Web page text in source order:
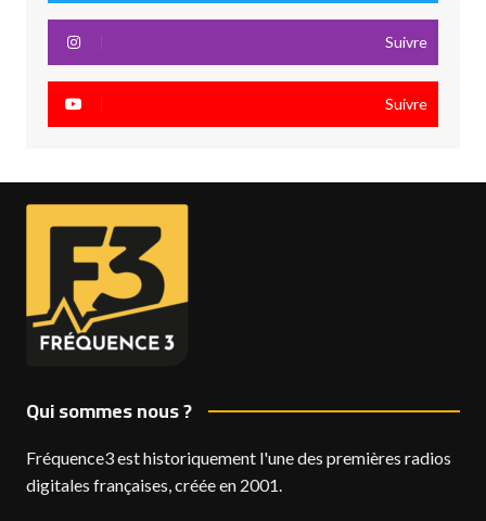
Suivre
Suivre
Qui sommes nous ?
Fréquence3 est historiquement l'une des premières radios
digitales françaises, créée en 2001.